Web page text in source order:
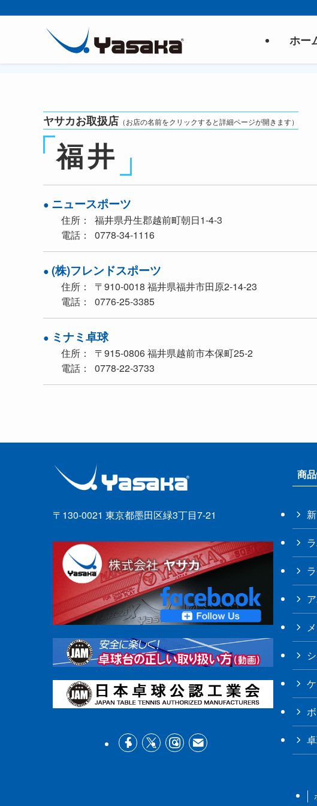
ホー
ヤサカお取扱店 （お店の名前をクリックすると詳細ページが開きます）
福井
ニュースポーツ
住所
福井県丹生郡越前町朝日1-4-3
電話
0778-34-1116
(株)フレンドスポーツ
住所
〒910-0018 福井県福井市田原2-14-23
電話
0776-25-3385
ミナミ卓球
住所
〒915-0806 福井県越前市本保町25-2
電話
0778-22-3733
〒130-0021 東京都墨田区緑3丁目7-21
商